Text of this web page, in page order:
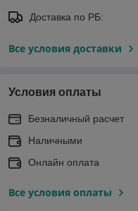
Доставка по РБ:
Все условия доставки
Условия оплаты
Безналичный расчет
Наличными
Онлайн оплата
Все условия оплаты